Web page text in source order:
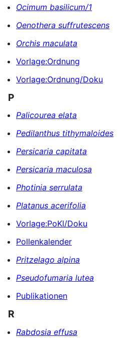
Ocimum basilicum/1
Oenothera suffrutescens
Orchis maculata
Vorlage:Ordnung
Vorlage:Ordnung/Doku
P
Palicourea elata
Pedilanthus tithymaloides
Persicaria capitata
Persicaria maculosa
Photinia serrulata
Platanus acerifolia
Vorlage:PoKl/Doku
Pollenkalender
Pritzelago alpina
Pseudofumaria lutea
Publikationen
R
Rabdosia effusa